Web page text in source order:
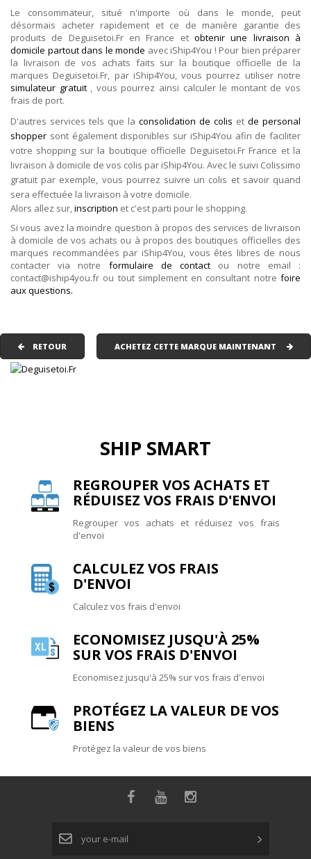
Le consommateur, situé n'importe où dans le monde, peut
désormais acheter rapidement et ce de manière garantie des
produits de Deguisetoi.Fr en France et obtenir une livraison à
domicile partout dans le monde avec iShip4You ! Pour bien préparer
la livraison de vos achats faits sur la boutique officielle de la
marques Deguisetoi.Fr, par iShip4You, vous pourrez utiliser notre
simulateur gratuit , vous pourrez ainsi calculer le montant de vos
frais de port.
D'autres services tels que la consolidation de colis et de personal
shopper sont également disponibles sur iShip4You afin de faciliter
votre shopping sur la boutique officielle Deguisetoi.Fr France et la
livraison à domicile de vos colis par iShip4You. Avec le suivi Colissimo
gratuit par exemple, vous pourrez suivre un colis et savoir quand
sera effectuée la livraison à votre domicile.
Alors allez sur, inscription et c'est parti pour le shopping.
Si vous avez la moindre question à propos des services de livraison
à domicile de vos achats ou à propos des boutiques officielles des
marques recommandées par iShip4You, vous êtes libres de nous
contacter via notre formulaire de contact ou notre email :
contact@iship4you.fr ou tout simplement en consultant notre foire
aux questions.
RETOUR ACHETEZ CETTE MARQUE MAINTENANT
SHIP SMART
REGROUPER VOS ACHATS ET
RÉDUISEZ VOS FRAIS D'ENVOI
Regrouper vos achats et réduisez vos frais
d'envoi
CALCULEZ VOS FRAIS
D'ENVOI
Calculez vos frais d'envoi
ECONOMISEZ JUSQU'À 25%
SUR VOS FRAIS D'ENVOI
Economisez jusqu'à 25% sur vos frais d'envoi
PROTÉGEZ LA VALEUR DE VOS
BIENS
Protégez la valeur de vos biens